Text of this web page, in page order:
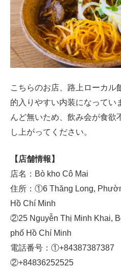
こちらのお店、路上ローカル
的入りやすい内装になってい
んど無いため、飲み会が食欲
し上がってください。
【店舗情報】
店名：Bò kho Cô Mai
住所：①6 Thăng Long,
Hồ Chí Minh
②25 Nguyễn Thị Minh Khai,
phố Hồ Chí Minh
電話番号：①+84387387387
②+84836252525